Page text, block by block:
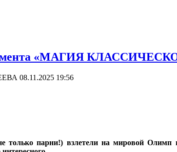
«МАГИЯ
08.11.2025 19:56
парни!) взлетели на мировой Олимп